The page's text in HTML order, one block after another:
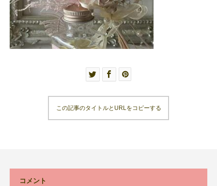
この記事のタイトルとURLをコピーする
コメント